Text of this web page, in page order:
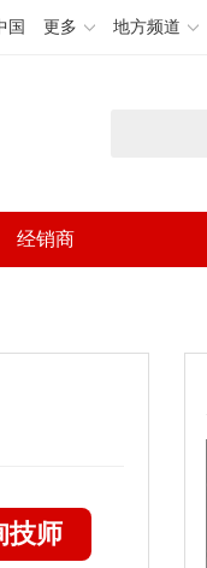
国 更多 地方频道
经销商
技师